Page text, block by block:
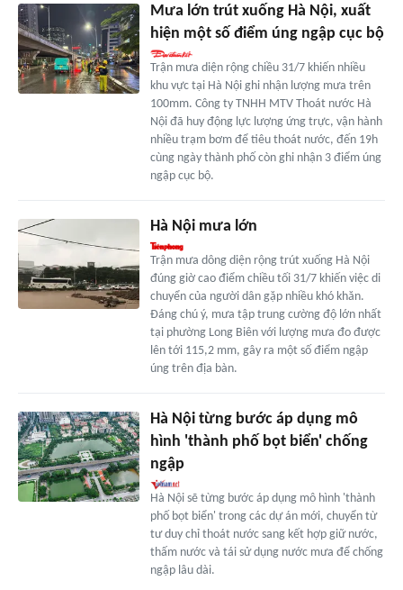
Mưa lớn trút xuống Hà Nội, xuất
hiện một số điểm úng ngập cục bộ
Trận mưa diện rộng chiều 31/7 khiến nhiều
khu vực tại Hà Nội ghi nhận lượng mưa trên
100mm. Công ty TNHH MTV Thoát nước Hà
Nội đã huy động lực lượng ứng trực, vận hành
nhiều trạm bơm để tiêu thoát nước, đến 19h
cùng ngày thành phố còn ghi nhận 3 điểm úng
ngập cục bộ.
Hà Nội mưa lớn
Trận mưa dông diện rộng trút xuống Hà Nội
đúng giờ cao điểm chiều tối 31/7 khiến việc di
chuyển của người dân gặp nhiều khó khăn.
Đáng chú ý, mưa tập trung cường độ lớn nhất
tại phường Long Biên với lượng mưa đo được
lên tới 115,2 mm, gây ra một số điểm ngập
úng trên địa bàn.
Hà Nội từng bước áp dụng mô
hình 'thành phố bọt biển' chống
ngập
Hà Nội sẽ từng bước áp dụng mô hình 'thành
phố bọt biển' trong các dự án mới, chuyển từ
tư duy chỉ thoát nước sang kết hợp giữ nước,
thấm nước và tái sử dụng nước mưa để chống
ngập lâu dài.